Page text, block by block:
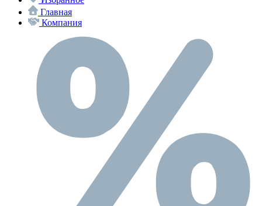
Главная
Компания